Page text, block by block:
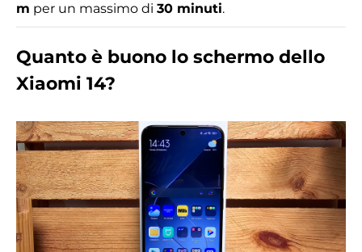
m per un massimo di 30 minuti.
Quanto è buono lo schermo dello
Xiaomi 14?